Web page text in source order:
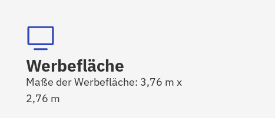
Werbefläche
Maße der Werbefläche: 3,76 m x
2,76 m